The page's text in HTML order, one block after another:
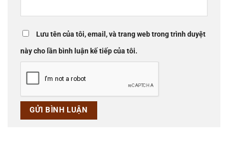
Lưu tên của tôi, email, và trang web trong trình duyệt
này cho lần bình luận kế tiếp của tôi.